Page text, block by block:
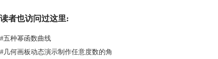
在几何画板中执行显示所有隐藏对象示例
建新工具”；在弹出的新建工具对话框中勾选“显示脚本视图”，即可弹出
新创建的“自定义工具”的脚本，即制作过程，点击“确定”按钮即可查看。
读者也访问过这里:
#五种幂函数曲线
#几何画板动态演示制作任意度数的角